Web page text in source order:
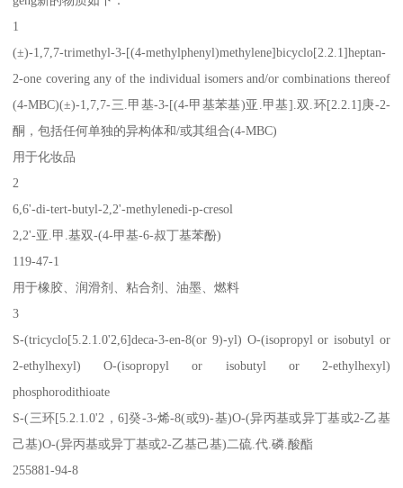
1
(±)-1,7,7-trimethyl-3-[(4-methylphenyl)methylene]bicyclo[2.2.1]heptan-
2-one covering any of the individual isomers and/or combinations thereof
(4-MBC)(±)-1,7,7-三.甲基-3-[(4-甲基苯基)亚.甲基].双.环[2.2.1]庚-2-
酮，包括任何单独的异构体和/或其组合(4-MBC)
用于化妆品
2
6,6'-di-tert-butyl-2,2'-methylenedi-p-cresol
2,2'-亚.甲.基双-(4-甲基-6-叔丁基苯酚)
119-47-1
用于橡胶、润滑剂、粘合剂、油墨、燃料
3
S-(tricyclo[5.2.1.0'2,6]deca-3-en-8(or 9)-yl) O-(isopropyl or isobutyl or
2-ethylhexyl) O-(isopropyl or isobutyl or 2-ethylhexyl)
phosphorodithioate
S-(三环[5.2.1.0'2，6]癸-3-烯-8(或9)-基)O-(异丙基或异丁基或2-乙基
己基)O-(异丙基或异丁基或2-乙基己基)二硫.代.磷.酸酯
255881-94-8